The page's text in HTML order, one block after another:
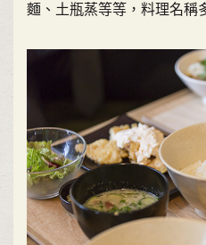
麵、土瓶蒸等等，料理名稱